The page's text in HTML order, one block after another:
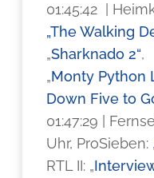
01:45:42 |
„The Walking
„Sharknado 2“,
„Monty Python
Down Five to
01:47:29 |
Uhr, ProSieben:
RTL II: „